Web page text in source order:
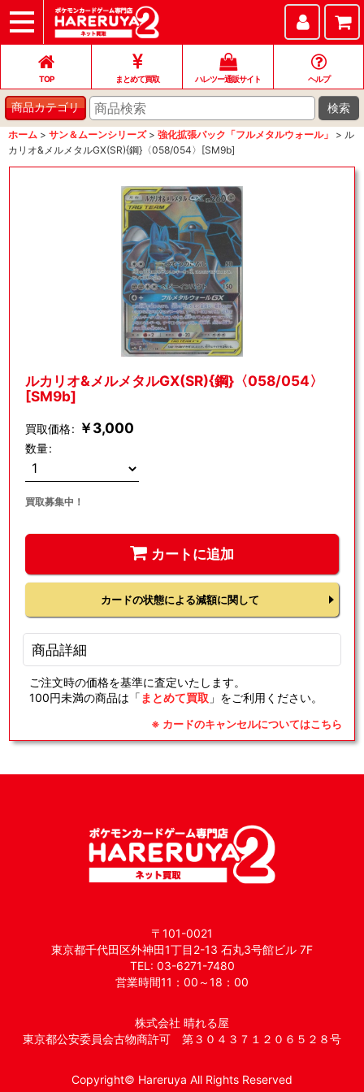
TOP
まとめて買取
ハレツー通販サイト
ヘルプ
お問い合わせ
TOP まとめて買取 ハレツー通販サイト ヘルプ
商品カテゴリ 検索
ホーム > サン＆ムーンシリーズ > 強化拡張パック「フルメタルウォール」 > ル
カリオ&メルメタルGX(SR){鋼}〈058/054〉[SM9b]
ルカリオ&メルメタルGX(SR){鋼}〈058/054〉
[SM9b]
買取価格: ￥3,000
数量:
買取募集中！
カートに追加
カードの状態による減額に関して
商品詳細
ご注文時の価格を基準に査定いたします。
100円未満の商品は「 まとめて買取 」をご利用ください。
※ カードのキャンセルについてはこちら
〒101-0021
東京都千代田区外神田1丁目2-13 石丸3号館ビル 7F
TEL: 03-6271-7480
営業時間11：00～18：00
株式会社 晴れる屋
東京都公安委員会古物商許可 第３０４３７１２０６５２８号
Copyright© Hareruya All Rights Reserved